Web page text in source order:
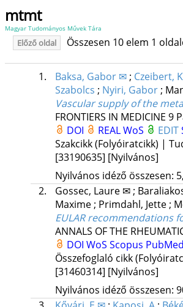
mtmt
Magyar Tudományos Művek Tára
Előző oldal Összesen 10 elem 1
1. Baksa, Gabor ✉; Czeibert,
Szabolcs ; Nyiri, Gabor;
Vascular supply of the
FRONTIERS IN MEDICINE 9
DOI
REALWoS EDIT
Szakcikk (Folyóiratcikk) |
[33190635] [Nyilvános]
Nyilvános idéző összesen:
2.
Gossec, Laure ✉;
Maxime; Primdahl, Jette;
EULAR recommendations
ANNALS OF THE
DOI WoS Scopus PubMed
Összefoglaló cikk
[31460314] [Nyilvános]
Nyilvános idéző összesen: